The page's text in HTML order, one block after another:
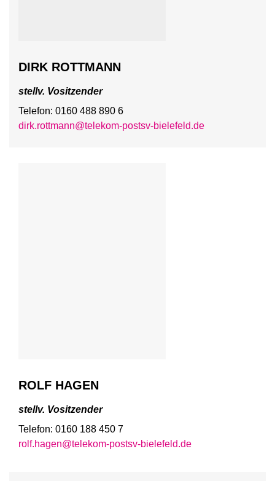
DIRK ROTTMANN
stellv. Vositzender
Telefon: 0160 488 890 6
dirk.rottmann@telekom-postsv-bielefeld.de
ROLF HAGEN
stellv. Vositzender
Telefon: 0160 188 450 7
rolf.hagen@telekom-postsv-bielefeld.de